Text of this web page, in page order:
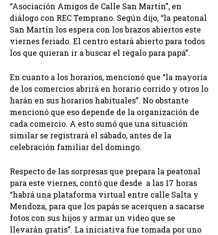
“Asociación Amigos de Calle San Martín”, en
diálogo con REC Temprano. Según dijo, “la peatonal
San Martín los espera con los brazos abiertos este
viernes feriado. El centro estará abierto para todos
los que quieran ir a buscar el regalo para papá”.
En cuanto a los horarios, mencionó que “la mayoría
de los comercios abrirá en horario corrido y otros lo
harán en sus horarios habituales”. No obstante
mencionó que eso depende de la organización de
cada comercio. A esto sumó que una situación
similar se registrará el sábado, antes de la
celebración familiar del domingo.
Respecto de las sorpresas que prepara la peatonal
para este viernes, contó que desde a las 17 horas
“habrá una plataforma virtual entre calle Salta y
Mendoza, para que los papás se acerquen a sacarse
fotos con sus hijos y armar un video que se
llevarán gratis”. La iniciativa fue tomada por uno